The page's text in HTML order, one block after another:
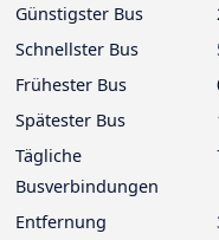
Günstigster Bus
Schnellster Bus
Frühester Bus
Spätester Bus
Tägliche
Busverbindungen
Entfernung